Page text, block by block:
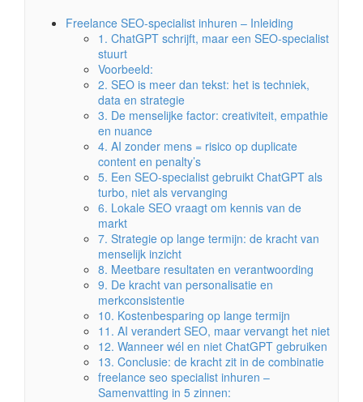
Freelance SEO-specialist inhuren – Inleiding
1. ChatGPT schrijft, maar een SEO-specialist
stuurt
Voorbeeld:
2. SEO is meer dan tekst: het is techniek,
data en strategie
3. De menselijke factor: creativiteit, empathie
en nuance
4. AI zonder mens = risico op duplicate
content en penalty’s
5. Een SEO-specialist gebruikt ChatGPT als
turbo, niet als vervanging
6. Lokale SEO vraagt om kennis van de
markt
7. Strategie op lange termijn: de kracht van
menselijk inzicht
8. Meetbare resultaten en verantwoording
9. De kracht van personalisatie en
merkconsistentie
10. Kostenbesparing op lange termijn
11. AI verandert SEO, maar vervangt het niet
12. Wanneer wél en niet ChatGPT gebruiken
13. Conclusie: de kracht zit in de combinatie
freelance seo specialist inhuren –
Samenvatting in 5 zinnen: